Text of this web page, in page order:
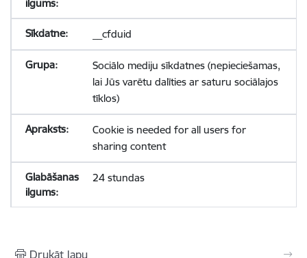
__cfduid
Sociālo mediju sīkdatnes (nepieciešamas,
lai Jūs varētu dalīties ar saturu sociālajos
tīklos)
Cookie is needed for all users for
sharing content
24 stundas
Drukāt lapu